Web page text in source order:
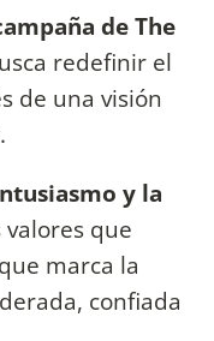
de The
redefinir el
de una visión
y la
valores que
marca la
confiada